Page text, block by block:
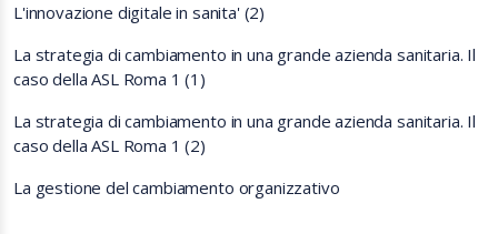
L'innovazione digitale in sanita' (2)
La strategia di cambiamento in una grande azienda sanitaria. Il
caso della ASL Roma 1 (1)
La strategia di cambiamento in una grande azienda sanitaria. Il
caso della ASL Roma 1 (2)
La gestione del cambiamento organizzativo